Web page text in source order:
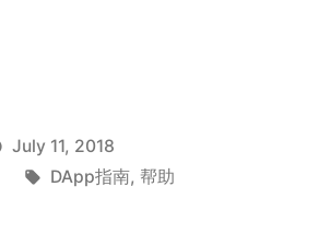
July 11, 2018
Tags:
DApp指南, 帮助